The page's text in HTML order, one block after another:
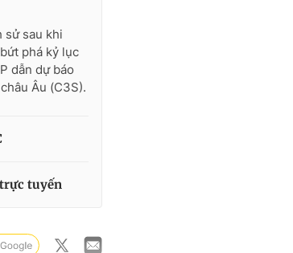
sử sau khi
phá kỷ lục
dẫn dự báo
Âu (C3S).
tuyến